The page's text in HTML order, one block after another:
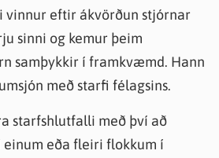
vinnur eftir ákvörðun stjórnar
sinni og kemur þeim
samþykkir í framkvæmd. Hann
með starfi félagsins.
starfshlutfalli með því að
eða fleiri flokkum í